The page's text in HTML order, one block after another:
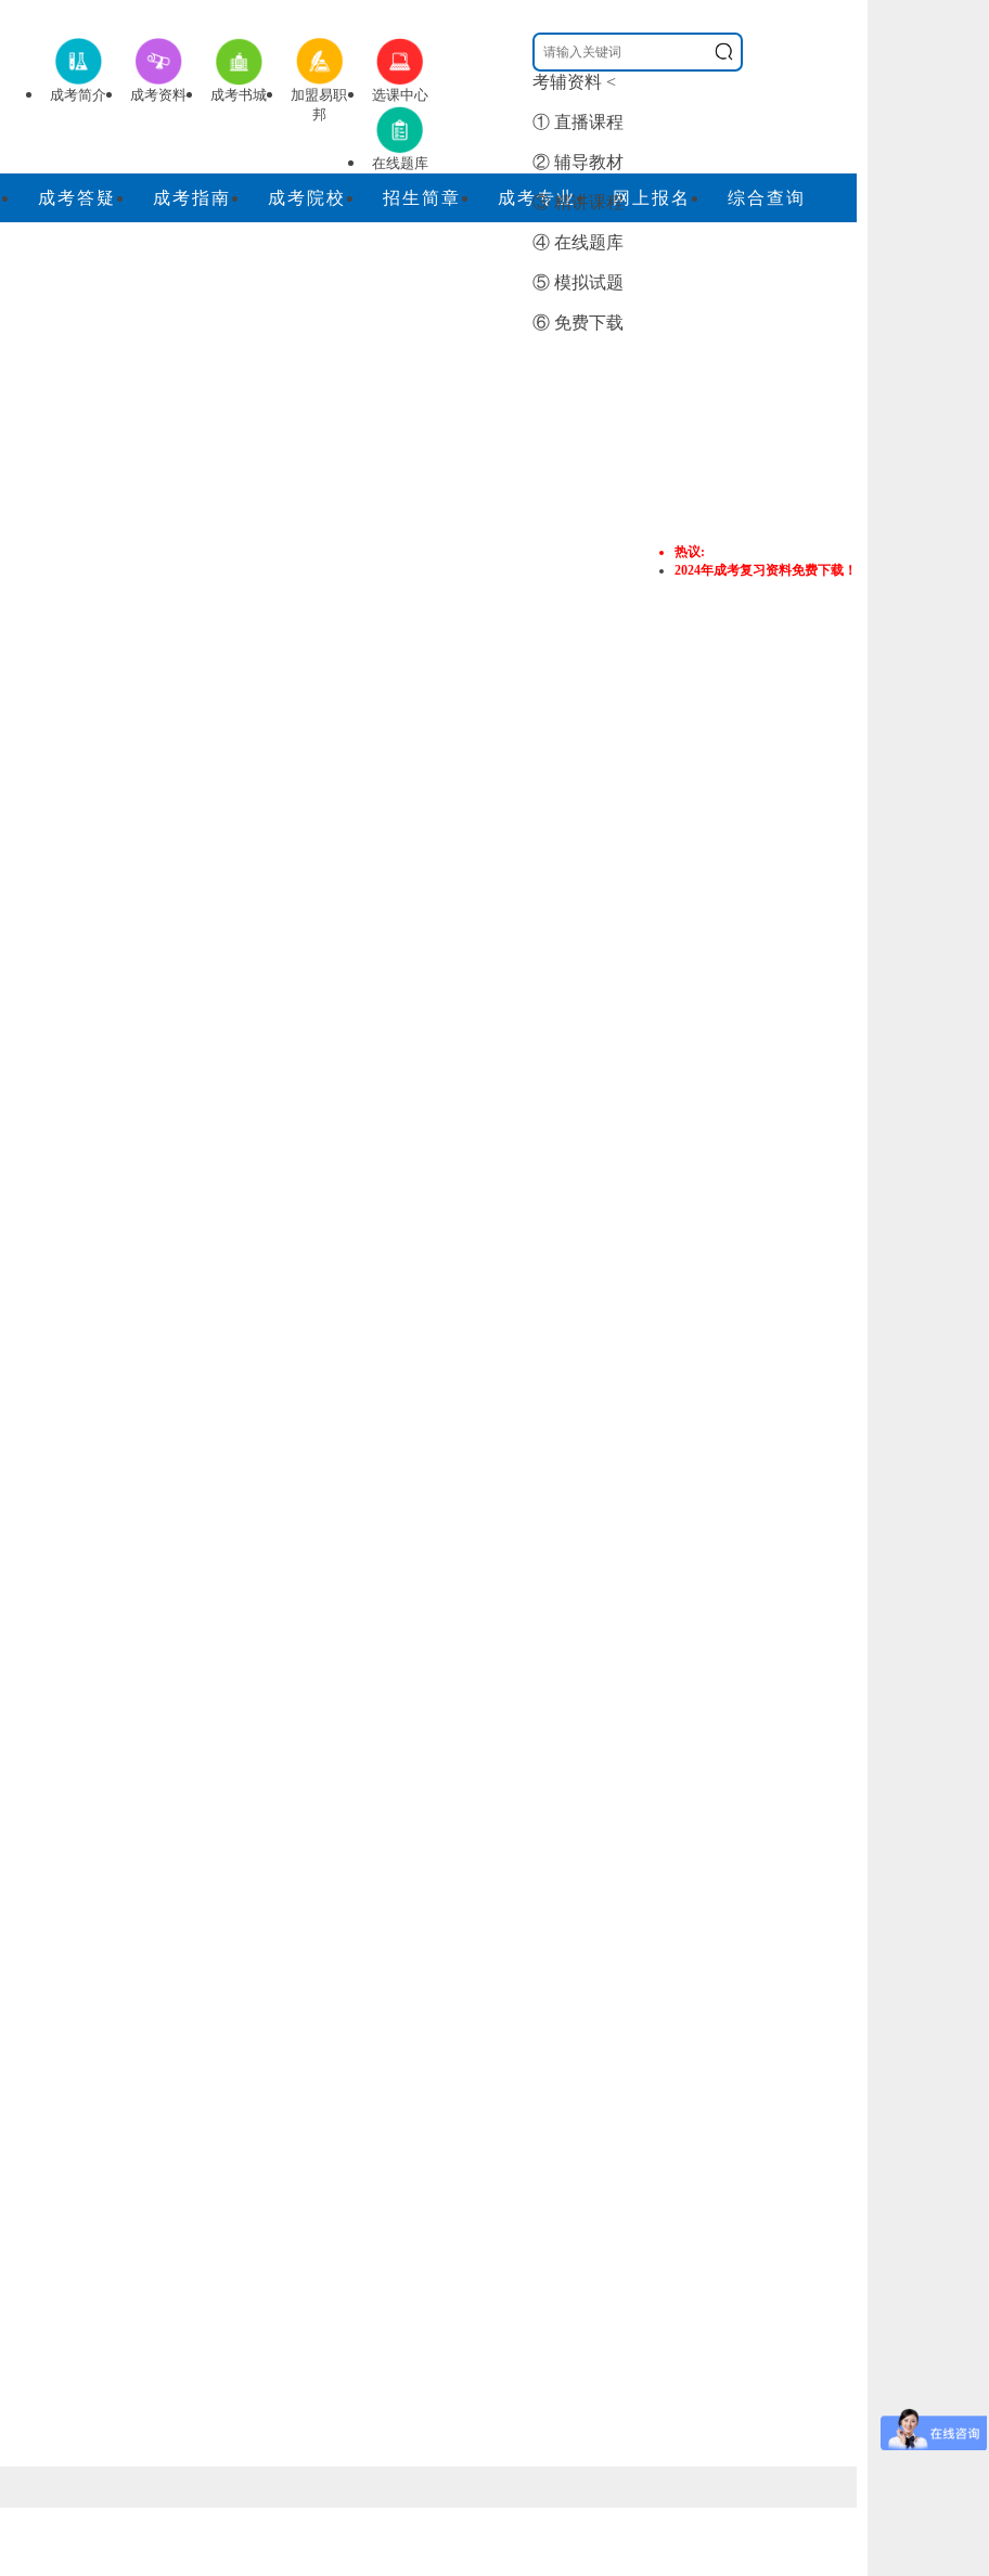
成考简介 成考资料 成考书城
加盟易职
邦
选课中心
在线题库
考辅资料 <
① 直播课程
② 辅导教材
③ 精讲课程
④ 在线题库
⑤ 模拟试题
⑥ 免费下载
成考答疑 成考指南 成考院校 招生简章 成考专业 网上报名
综合查询
热议:
2024年成考复习资料免费下载！